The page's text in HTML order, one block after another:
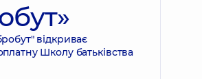
відкриває
Школу батьківства